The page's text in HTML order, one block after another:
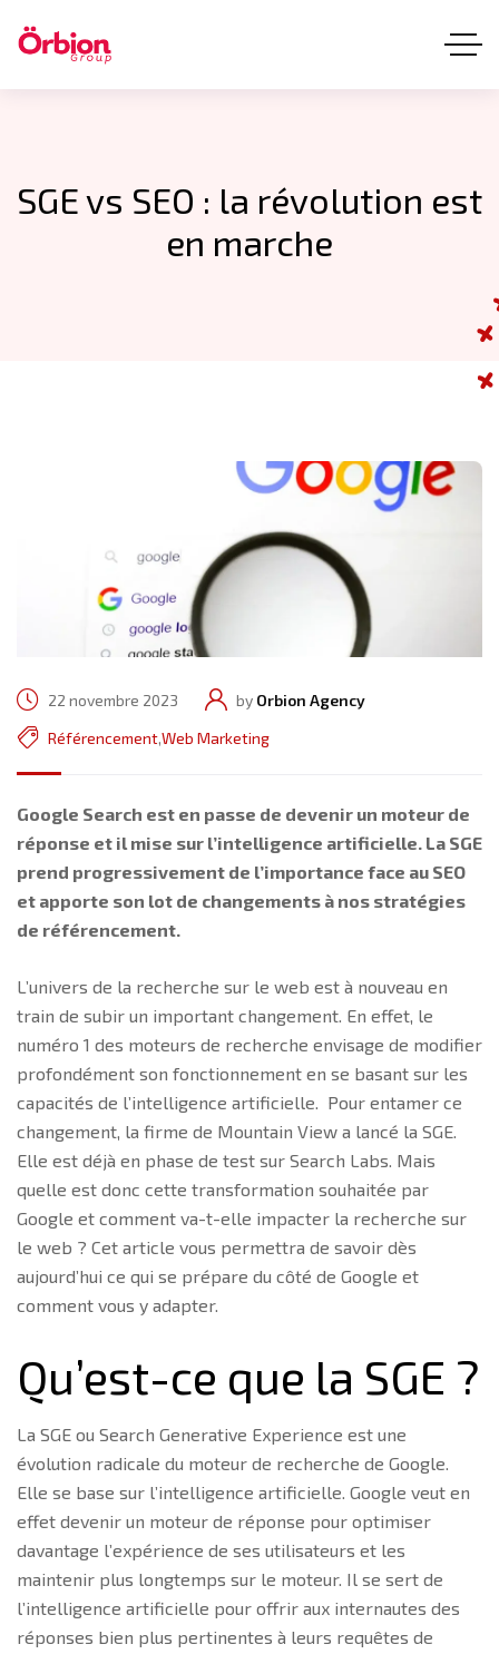
SGE vs SEO : la révolution est
en marche
22 novembre 2023 by Orbion Agency
Référencement,Web Marketing
Google Search est en passe de devenir un moteur de
réponse et il mise sur l’intelligence artificielle. La SGE
prend progressivement de l’importance face au SEO
et apporte son lot de changements à nos stratégies
de référencement.
L’univers de la recherche sur le web est à nouveau en
train de subir un important changement. En effet, le
numéro 1 des moteurs de recherche envisage de modifier
profondément son fonctionnement en se basant sur les
capacités de l’intelligence artificielle. Pour entamer ce
changement, la firme de Mountain View a lancé la SGE.
Elle est déjà en phase de test sur Search Labs. Mais
quelle est donc cette transformation souhaitée par
Google et comment va-t-elle impacter la recherche sur
le web ? Cet article vous permettra de savoir dès
aujourd’hui ce qui se prépare du côté de Google et
comment vous y adapter.
Qu’est-ce que la SGE ?
La SGE ou Search Generative Experience est une
évolution radicale du moteur de recherche de Google.
Elle se base sur l’intelligence artificielle. Google veut en
effet devenir un moteur de réponse pour optimiser
davantage l’expérience de ses utilisateurs et les
maintenir plus longtemps sur le moteur. Il se sert de
l’intelligence artificielle pour offrir aux internautes des
réponses bien plus pertinentes à leurs requêtes de